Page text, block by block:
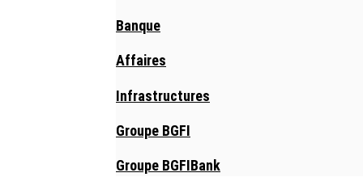
Banque
Affaires
Infrastructures
Groupe BGFI
Groupe BGFIBank